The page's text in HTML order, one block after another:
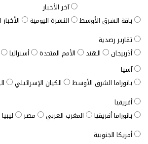
باقة الشرق الأوسط
آخر الأخبار
النشرة اليومية
تقارير رصدية
أذربيجان
الهند الأمم المتحدة أستراليا
آسيا
بانوراما الشرق الأوسط
الكيان الإسرائيلي
أفريقيا
بانوراما أفريقيا
المغرب العربي مصر ليبيا
أمريكا الجنوبية